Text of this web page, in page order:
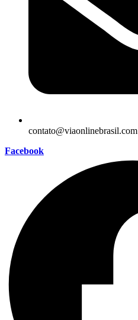
contato@viaonlinebrasil.com
Facebook